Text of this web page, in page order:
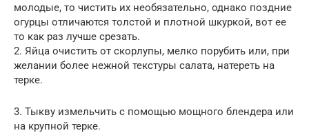
молодые, то чистить их необязательно, однако поздние
огурцы отличаются толстой и плотной шкуркой, вот ее
то как раз лучше срезать.
2. Яйца очистить от скорлупы, мелко порубить или, при
желании более нежной текстуры салата, натереть на
терке.
3. Тыкву измельчить с помощью мощного блендера или
на крупной терке.